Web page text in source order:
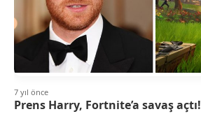
7 yıl önce
Prens Harry, Fortnite’a savaş açtı!